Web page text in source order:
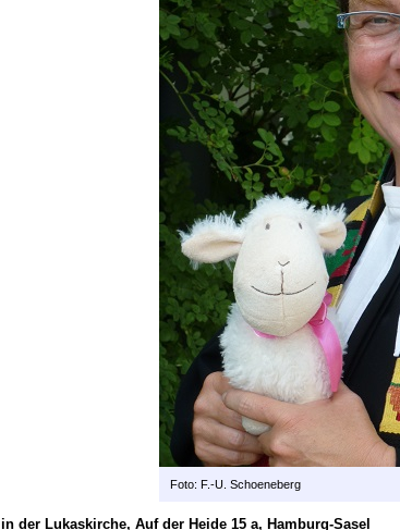
Foto: F.-U. Schoeneberg
in der Lukaskirche, Auf der Heide 15 a, Hamburg-Sasel